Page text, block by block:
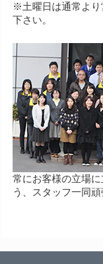
※土曜日は通常より
下さい。
常にお客様の立場
う、スタッフ一同頑